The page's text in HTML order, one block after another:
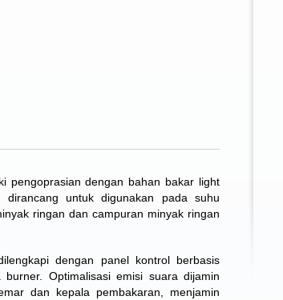
pengoprasian dengan bahan bakar light
untuk digunakan pada suhu
ringan dan campuran minyak ringan
dengan panel kontrol berbasis
Optimalisasi emisi suara dijamin
dan kepala pembakaran, menjamin